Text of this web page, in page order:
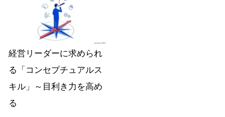
経営リーダーに求められ
る「コンセプチュアルス
キル」～目利き力を高め
る